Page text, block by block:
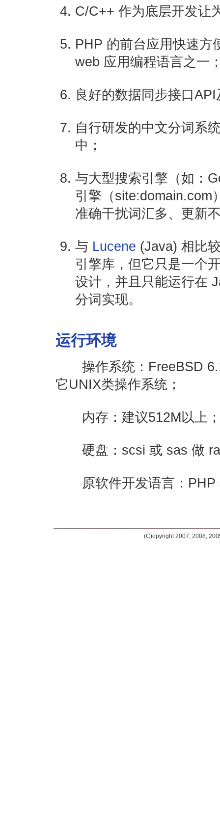
C/C++ 作为底层开发让
PHP 的前台应用快速方
web 应用编程语言之一
良好的数据同步接口
自行研发的中文分词系
中；
与大型搜索引擎（如：
引擎（site:domain.com
准确干扰词汇多、更新
与 Lucene (Java) 相比
引擎库，但它只是一个
设计，并且只能运行在
分词实现。
运行环境
操作系统：FreeBSD
它UNIX类操作系统；
内存：建议512M以上
硬盘：scsi 或 sas 做
原软件开发语言：PHP
(C)opyright 2007, 2008,